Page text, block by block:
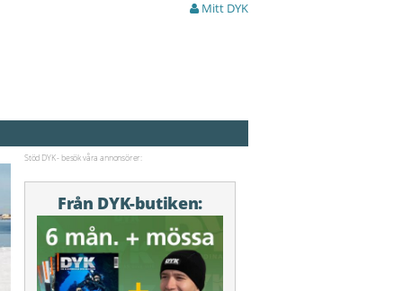
Mitt DYK
Stöd DYK - besök våra annonsörer:
Från DYK-butiken: